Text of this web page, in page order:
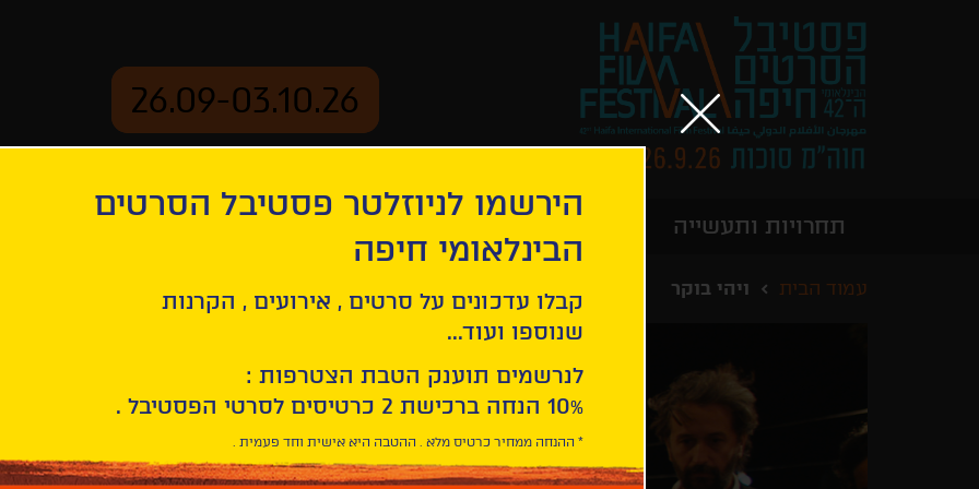
26.09-03.10.26
תחרויות ותעשייה
עמוד הבית ויהי בוקר
הירשמו לניוזלטר פסטיבל הסרטים
הבינלאומי חיפה
קבלו עדכונים על סרטים , אירועים , הקרנות
שנוספו ועוד...
לנרשמים תוענק הטבת הצטרפות :
10% הנחה ברכישת 2 כרטיסים לסרטי הפסטיבל .
* ההנחה ממחיר כרטיס מלא . ההטבה היא אישית וחד פעמית .